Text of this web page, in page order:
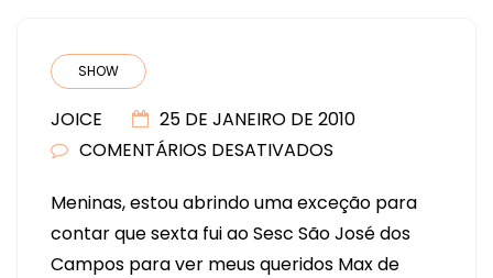
SHOW
JOICE
25 DE JANEIRO DE 2010
COMENTÁRIOS DESATIVADOS
Meninas, estou abrindo uma exceção para
contar que sexta fui ao Sesc São José dos
Campos para ver meus queridos Max de